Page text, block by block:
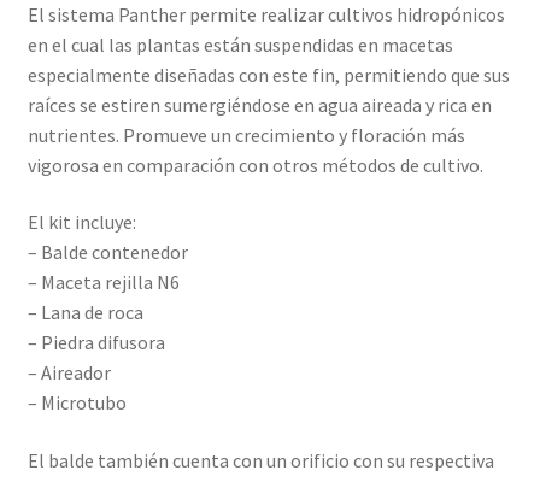
El sistema Panther permite realizar cultivos hidropónicos
en el cual las plantas están suspendidas en macetas
especialmente diseñadas con este fin, permitiendo que sus
raíces se estiren sumergiéndose en agua aireada y rica en
nutrientes. Promueve un crecimiento y floración más
vigorosa en comparación con otros métodos de cultivo.
El kit incluye:
– Balde contenedor
– Maceta rejilla N6
– Lana de roca
– Piedra difusora
– Aireador
– Microtubo
El balde también cuenta con un orificio con su respectiva